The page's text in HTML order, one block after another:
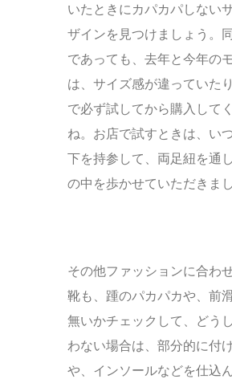
いたときにカパカパしない
ザインを見つけましょう。
であっても、去年と今年の
は、サイズ感が違っていた
で必ず試してから購入して
ね。お店で試すときは、い
下を持参して、両足紐を通
の中を歩かせていただきま
その他ファッションに合わ
靴も、踵のパカパカや、前
無いかチェックして、どう
わない場合は、部分的に付
や、インソールなどを仕込